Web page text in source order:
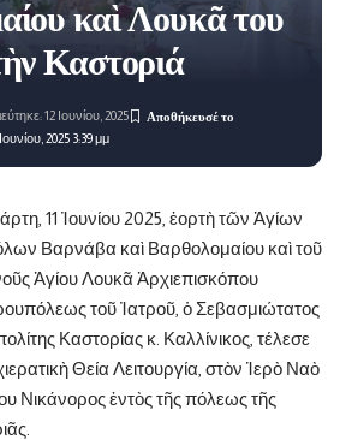
καὶ Λουκᾶ του
Καστοριά
2025 3:39 μμ
12 Ιουνίου, 2025
11 Ἰουνίου 2025, ἑορτὴ τῶν Ἁγίων
Βαρνάβα καὶ Βαρθολομαίου καὶ τοῦ
Ἁγίου Λουκᾶ Ἀρχιεπισκόπου
τοῦ Ἰατροῦ, ὁ Σεβασμιώτατος
Καστορίας κ. Καλλίνικος, τέλεσε
Θεία Λειτουργία, στὸν Ἱερὸ Ναὸ
Νικάνορος ἐντὸς τῆς πόλεως τῆς